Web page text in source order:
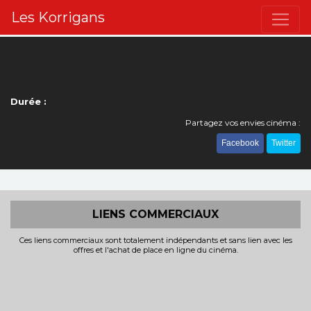
Les Korrigans
Durée :
Partagez vos envies cinéma :
Facebook Twitter
LIENS COMMERCIAUX
Ces liens commerciaux sont totalement indépendants et sans lien avec les
offres et l'achat de place en ligne du cinéma.